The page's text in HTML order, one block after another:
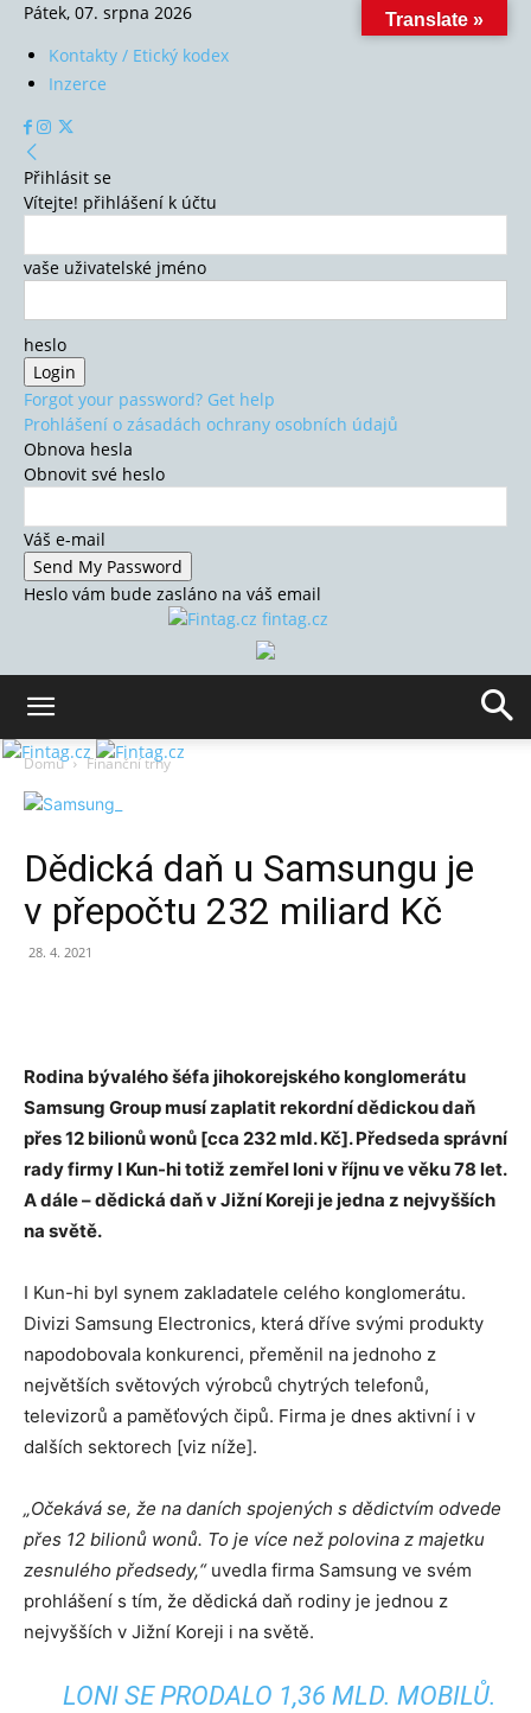
Pátek, 07. srpna 2026
Kontakty / Etický kodex
Inzerce
Přihlásit se
Vítejte! přihlášení k účtu
vaše uživatelské jméno
heslo
Forgot your password? Get help
Prohlášení o zásadách ochrany osobních údajů
Obnova hesla
Obnovit své heslo
Váš e-mail
Heslo vám bude zasláno na váš email
fintag.cz
Domů Finanční trhy
Dědická daň u Samsungu je
v přepočtu 232 miliard Kč
28. 4. 2021
Rodina bývalého šéfa jihokorejského konglomerátu
Samsung Group musí zaplatit rekordní dědickou daň
přes 12 bilionů wonů [cca 232 mld. Kč]. Předseda správní
rady firmy I Kun-hi totiž zemřel loni v říjnu ve věku 78 let.
A dále – dědická daň v Jižní Koreji je jedna z nejvyšších
na světě.
I Kun-hi byl synem zakladatele celého konglomerátu.
Divizi Samsung Electronics, která dříve svými produkty
napodobovala konkurenci, přeměnil na jednoho z
největších světových výrobců chytrých telefonů,
televizorů a paměťových čipů. Firma je dnes aktivní i v
dalších sektorech [viz níže].
„Očekává se, že na daních spojených s dědictvím odvede
přes 12 bilionů wonů. To je více než polovina z majetku
zesnulého předsedy,“uvedla firma Samsung ve svém
prohlášení s tím, že dědická daň rodiny je jednou z
nejvyšších v Jižní Koreji i na světě.
LONI SE PRODALO 1,36 MLD. MOBILŮ.
Translate »